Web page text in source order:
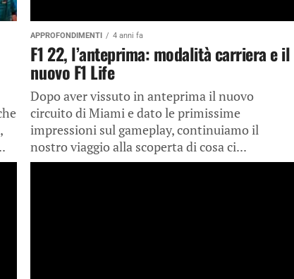
APPROFONDIMENTI 4 anni fa
F1 22, l’anteprima: modalità carriera e il
nuovo F1 Life
Dopo aver vissuto in anteprima il nuovo
circuito di Miami e dato le primissime
impressioni sul gameplay, continuiamo il
nostro viaggio alla scoperta di cosa ci...